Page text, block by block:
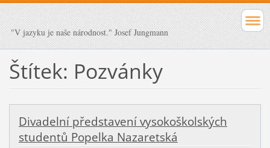
"V jazyku je naše národnost." Josef Jungmann
Štítek: Pozvánky
Divadelní představení vysokoškolských
studentů Popelka Nazaretská